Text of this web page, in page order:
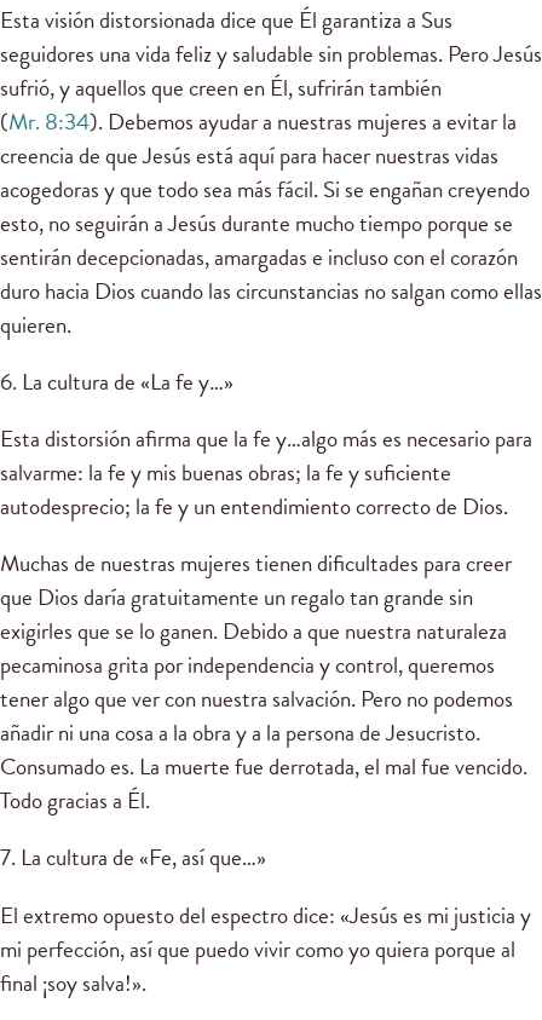
Esta visión distorsionada dice que Él garantiza a Sus
seguidores una vida feliz y saludable sin problemas. Pero Jesús
sufrió, y aquellos que creen en Él, sufrirán también
(Mr. 8:34). Debemos ayudar a nuestras mujeres a evitar la
creencia de que Jesús está aquí para hacer nuestras vidas
acogedoras y que todo sea más fácil. Si se engañan creyendo
esto, no seguirán a Jesús durante mucho tiempo porque se
sentirán decepcionadas, amargadas e incluso con el corazón
duro hacia Dios cuando las circunstancias no salgan como ellas
quieren.
6. La cultura de «La fe y…»
Esta distorsión afirma que la fe y…algo más es necesario para
salvarme: la fe y mis buenas obras; la fe y suficiente
autodesprecio; la fe y un entendimiento correcto de Dios.
Muchas de nuestras mujeres tienen dificultades para creer
que Dios daría gratuitamente un regalo tan grande sin
exigirles que se lo ganen. Debido a que nuestra naturaleza
pecaminosa grita por independencia y control, queremos
tener algo que ver con nuestra salvación. Pero no podemos
añadir ni una cosa a la obra y a la persona de Jesucristo.
Consumado es. La muerte fue derrotada, el mal fue vencido.
Todo gracias a Él.
7. La cultura de «Fe, así que…»
El extremo opuesto del espectro dice: «Jesús es mi justicia y
mi perfección, así que puedo vivir como yo quiera porque al
final ¡soy salva!».